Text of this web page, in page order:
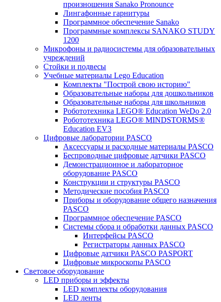
произношения Sanako Pronounce
Лингафонные гарнитуры
Программное обеспечение Sanako
Программные комплексы SANAKO STUDY
1200
Микрофоны и радиосистемы для образовательных
учреждений
Стойки и подвесы
Учебные материалы Lego Education
Комплекты "Построй свою историю"
Образовательные наборы для дошкольников
Образовательные наборы для школьников
Робототехника LEGO® Education WeDo 2.0
Робототехника LEGO® MINDSTORMS®
Education EV3
Цифровые лаборатории PASCO
Аксессуары и расходные материалы PASCO
Беспроводные цифровые датчики PASCO
Демонстрационное и лабораторное
оборудование PASCO
Конструкции и структуры PASCO
Методические пособия PASCO
Приборы и оборудование общего назначения
PASCO
Программное обеспечение PASCO
Системы сбора и обработки данных PASCO
Интерфейсы PASCO
Регистраторы данных PASCO
Цифровые датчики PASCO PASPORT
Цифровые микроскопы PASCO
Световое оборудование
LED приборы и эффекты
LED комплекты оборудования
LED ленты